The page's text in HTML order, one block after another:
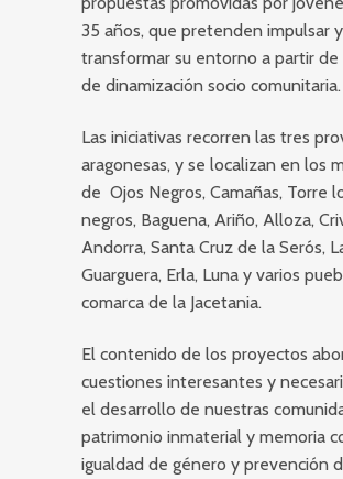
35 años, que pretenden impulsar y
transformar su entorno a partir de
de dinamización socio comunitaria.
Las iniciativas recorren las tres
aragonesas, y se localizan en los
de Ojos Negros, Camañas, Torre
negros, Baguena, Ariño, Alloza,
Andorra, Santa Cruz de la Serós,
Guarguera, Erla, Luna y varios
comarca de la Jacetania.
El contenido de los proyectos
cuestiones interesantes y
el desarrollo de nuestras
patrimonio inmaterial y memoria
igualdad de género y prevención